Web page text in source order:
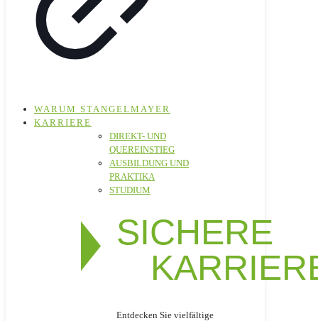
WARUM STANGELMAYER
KARRIERE
DIREKT- UND
QUEREINSTIEG
AUSBILDUNG UND
PRAKTIKA
STUDIUM
SICHERE
Entdecken Sie vielfältige